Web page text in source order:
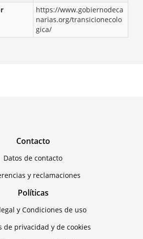
https://www.gobiernodeca
narias.org/transicionecolo
gica/
Contacto
Datos de contacto
y reclamaciones
Políticas
y Condiciones de uso
de privacidad y de cookies